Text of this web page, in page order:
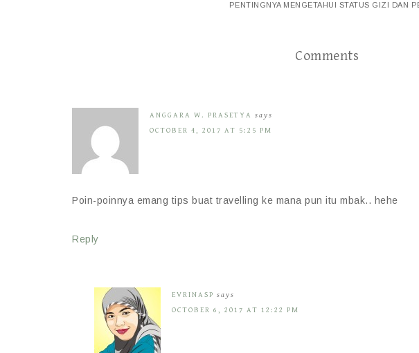
PENTINGNYA MENGETAHUI STATUS GIZI DAN
Comments
ANGGARA W. PRASETYA says
OCTOBER 4, 2017 AT 5:25 PM
Poin-poinnya emang tips buat travelling ke mana pun itu mbak.. hehe
Reply
EVRINASP says
OCTOBER 6, 2017 AT 12:22 PM